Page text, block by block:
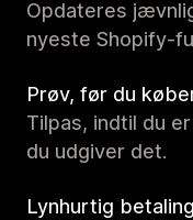
Opdateres
nyeste Shopify-
Prøv, før du
Tilpas, indtil du
du udgiver det.
Lynhurtig